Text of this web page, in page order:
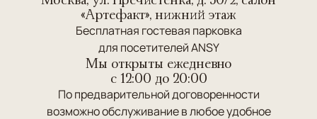
«Артефакт», нижний этаж
Бесплатная гостевая парковка
для посетителей ANSY
Мы открыты ежедневно
c 12:00 до 20:00
По предварительной договоренности
возможно обслуживание в любое удобное